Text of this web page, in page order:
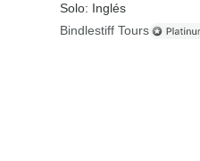
Solo: Inglés
Bindlestiff Tours